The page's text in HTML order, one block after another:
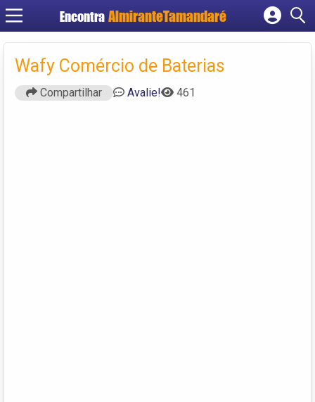
Encontra
Cadastrar empresa
Criar conta
Wafy Comércio de Baterias
Compartilhar Avalie! 461